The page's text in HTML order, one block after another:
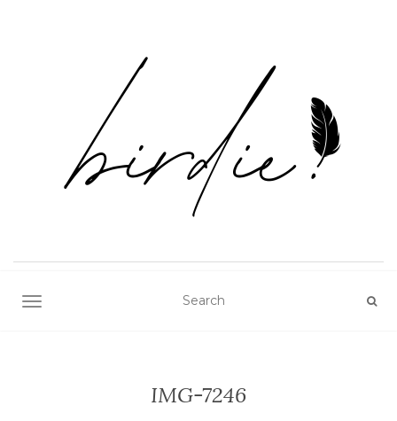
TOGGLE NAVIGATION
IMG-7246